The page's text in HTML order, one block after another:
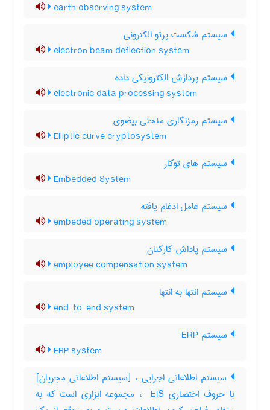
earth observing system
سیستم شکست پرتو الکترونی
electron beam deflection system
سیستم پردازش الکترونیکی داده
electronic data processing system
سیستم رمزنگاری منحنی بیضوی
Elliptic curve cryptosystem
سیستم های توکار
Embedded System
سیستم عامل ادغام یافته
embeded operating system
سیستم پاداش کارکنان
employee compensation system
سیستم انتها به انتها
end-to-end system
سیستم ERP
ERP system
سیستم اطلاعاتی اجرایی ، [سیستم اطلاعاتی مجریان]
با حروف اختصاری ‎ EIS ، مجموعه ابزاری است که به